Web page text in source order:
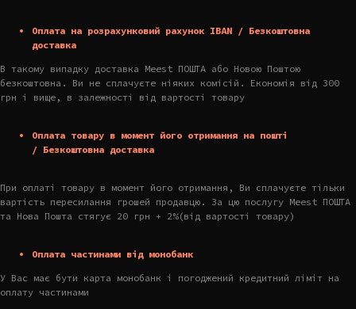
Оплата на розрахунковий рахунок IBAN / Безкоштовна
доставка
В такому випадку доставка Meest ПОШТА або Новою Поштою
безкоштовна. Ви не сплачуєте ніяких комісій. Економія від 300
грн і вище, в залежності від вартості товару
Оплата товару в момент його отримання на пошті
/ Безкоштовна доставка
При оплаті товару в момент його отримання, Ви сплачуєте тільки
вартість пересилання грошей продавцю. За цю послугу Meest ПОШТА
та Нова Пошта стягує 20 грн + 2%(від вартості товару)
Оплата частинами від монобанк
У Вас має бути карта монобанк і погоджений кредитний ліміт на
оплату частинами